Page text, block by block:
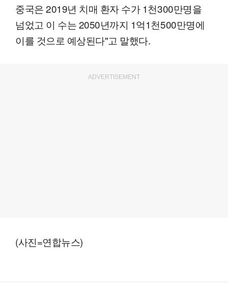
중국은 2019년 치매 환자 수가 1천300만명을
넘었고 이 수는 2050년까지 1억1천500만명에
이를 것으로 예상된다"고 말했다.
ADVERTISEMENT
(사진=연합뉴스)